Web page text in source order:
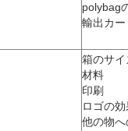
polybag
輸出カ
箱のサイ
材料
印刷
ロゴの
他の物